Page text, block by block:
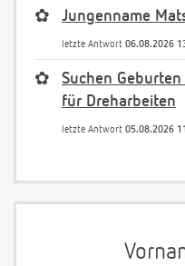
✿ Jungenname
letzte Antwort 06.08.2026
✿
Suchen
für Dreharbeiten
letzte Antwort 05.08.2026